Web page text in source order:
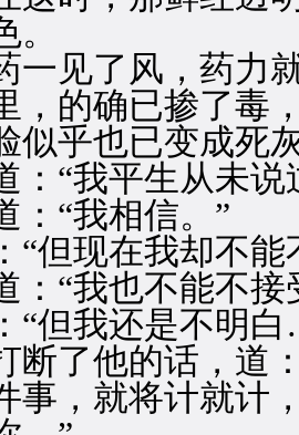
见了风，药力就
，的确已掺了毒
乎也已变成死灰
：“我平生从未说
“我相信。”
现在我却不能
“我也不能不接
但我还是不明
了他的话，道：
事，就将计就计